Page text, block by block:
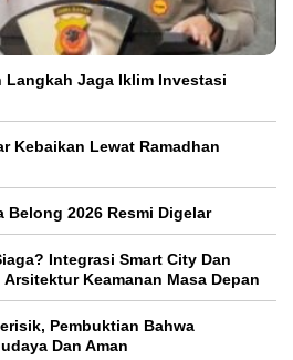
Langkah Jaga Iklim Investasi
Kebaikan Lewat Ramadhan
Belong 2026 Resmi Digelar
Integrasi Smart City Dan
Keamanan Masa Depan
Pembuktian Bahwa
Dan Aman